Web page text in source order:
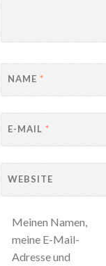
NAME*
E-MAIL*
WEBSITE
Meinen Namen,
meine E-Mail-
Adresse und